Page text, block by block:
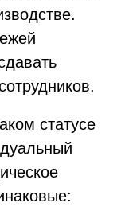
статусе